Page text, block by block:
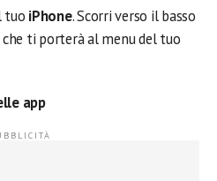
tuo iPhone. Scorri verso il basso
ti porterà al menu del tuo
app